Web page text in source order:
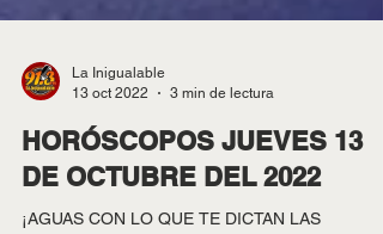
La Inigualable
13 oct 2022
3 min de lectura
HORÓSCOPOS JUEVES 13